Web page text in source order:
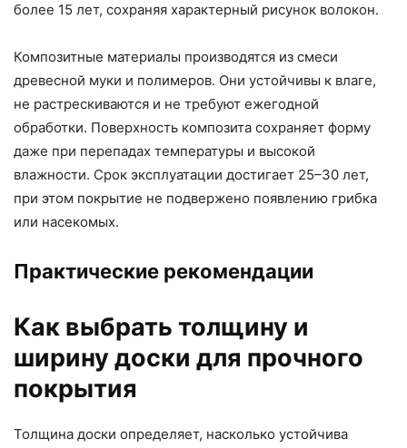
более 15 лет, сохраняя характерный рисунок волокон.
Композитные материалы производятся из смеси
древесной муки и полимеров. Они устойчивы к влаге,
не растрескиваются и не требуют ежегодной
обработки. Поверхность композита сохраняет форму
даже при перепадах температуры и высокой
влажности. Срок эксплуатации достигает 25–30 лет,
при этом покрытие не подвержено появлению грибка
или насекомых.
Практические рекомендации
Как выбрать толщину и
ширину доски для прочного
покрытия
Толщина доски определяет, насколько устойчива